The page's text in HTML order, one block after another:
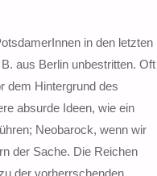
in den letzten
aus Berlin unbestritten. Oft
dem Hintergrund des
absurde Ideen, wie ein
Neobarock, wenn wir
der Sache. Die Reichen
der vorherrschenden